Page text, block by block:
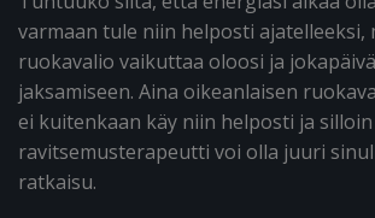
varmaan tule niin helposti ajatelleeksi,
ruokavalio vaikuttaa oloosi ja
jaksamiseen. Aina oikeanlaisen
ei kuitenkaan käy niin helposti ja
ravitsemusterapeutti voi olla juuri
ratkaisu.